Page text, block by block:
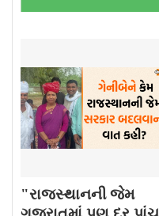
"રાજસ્થાનની જેમ